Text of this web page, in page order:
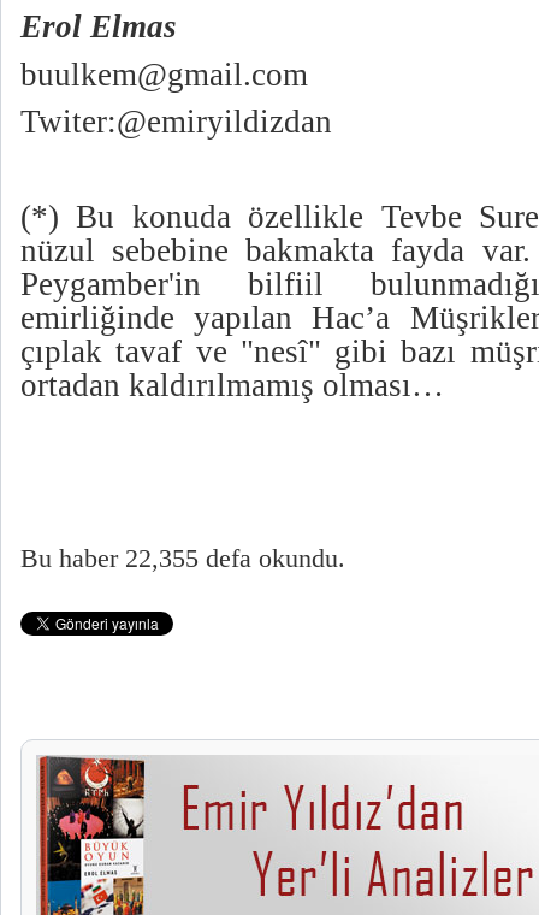
Erol Elmas
buulkem@gmail.com
Twiter:@emiryildizdan
(*) Bu konuda özellikle Tevbe
nüzul sebebine bakmakta fayda
Peygamber'in bilfiil
emirliğinde yapılan Hac’a
çıplak tavaf ve "nesî" gibi bazı
ortadan kaldırılmamış olması…
Bu haber 22,355 defa okundu.